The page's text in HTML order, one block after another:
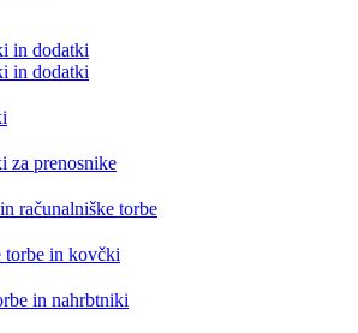
in dodatki
in dodatki
za prenosnike
računalniške torbe
torbe in kovčki
in nahrbtniki